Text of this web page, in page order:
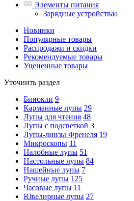
Элементы питания
Зарядные устройства0
Новинки
Популярные товары
Распродажи и скидки
Рекомендуемые товары
Уцененные товары
Уточнить раздел
Бинокли 9
Карманные лупы 29
Лупы для чтения 48
Лупы с подсветкой 3
Лупы-линзы Френеля 19
Микроскопы 11
Налобные лупы 51
Настольные лупы 84
Нашейные лупы 7
Ручные лупы 125
Часовые лупы 11
Ювелирные лупы 27